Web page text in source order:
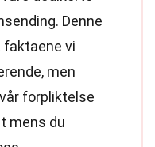
Denne
faktaene vi
men
forpliktelse
mens du